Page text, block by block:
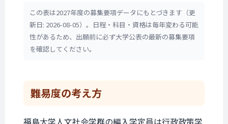
この表は2027年度の募集要項データにもとづきます（更
新日: 2026-08-05）。日程・科目・資格は毎年変わる可能
性があるため、出願前に必ず大学公表の最新の募集要項
を確認してください。
難易度の考え方
福島大学人文社会学群の編入学定員は行政政策学